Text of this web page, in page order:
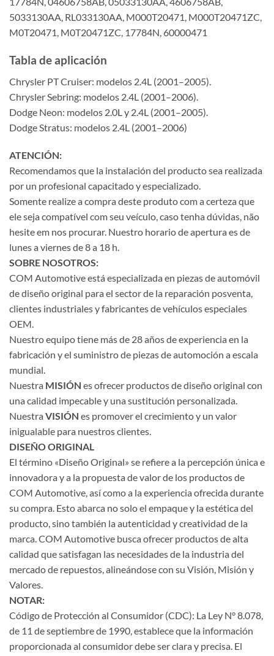
5033130AA, RL033130AA, M000T20471, M000T20471ZC,
M0T20471, M0T20471ZC, 17784N, 60000471
Tabla de aplicación
Chrysler PT Cruiser: modelos 2.4L (2001–2005).
Chrysler Sebring: modelos 2.4L (2001–2006).
Dodge Neon: modelos 2.0L y 2.4L (2001–2005).
Dodge Stratus: modelos 2.4L (2001–2006)
ATENCIÓN:
Recomendamos que la instalación del producto sea realizada
por un profesional capacitado y especializado.
Somente realize a compra deste produto com a certeza que
ele seja compatível com seu veículo, caso tenha dúvidas, não
hesite em nos procurar. Nuestro horario de apertura es de
lunes a viernes de 8 a 18 h.
SOBRE NOSOTROS:
COM Automotive está especializada en piezas de automóvil
de diseño original para el sector de la reparación posventa,
clientes industriales y fabricantes de vehículos especiales
OEM.
Nuestro equipo tiene más de 28 años de experiencia en la
fabricación y el suministro de piezas de automoción a escala
mundial.
Nuestra MISIÓN es ofrecer productos de diseño original con
una calidad impecable y una sustitución personalizada.
Nuestra VISIÓN es promover el crecimiento y un valor
inigualable para nuestros clientes.
DISEÑO ORIGINAL
El término «Diseño Original» se refiere a la percepción única e
innovadora y a la propuesta de valor de los productos de
COM Automotive, así como a la experiencia ofrecida durante
su compra. Esto abarca no solo el empaque y la estética del
producto, sino también la autenticidad y creatividad de la
marca. COM Automotive busca ofrecer productos de alta
calidad que satisfagan las necesidades de la industria del
mercado de repuestos, alineándose con su Visión, Misión y
Valores.
NOTAR:
Código de Protección al Consumidor (CDC): La Ley N° 8.078,
de 11 de septiembre de 1990, establece que la información
proporcionada al consumidor debe ser clara y precisa. El